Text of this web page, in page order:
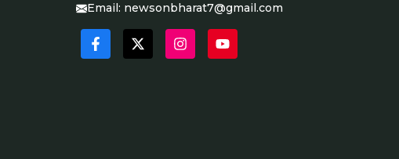
Email: newsonbharat7@gmail.com